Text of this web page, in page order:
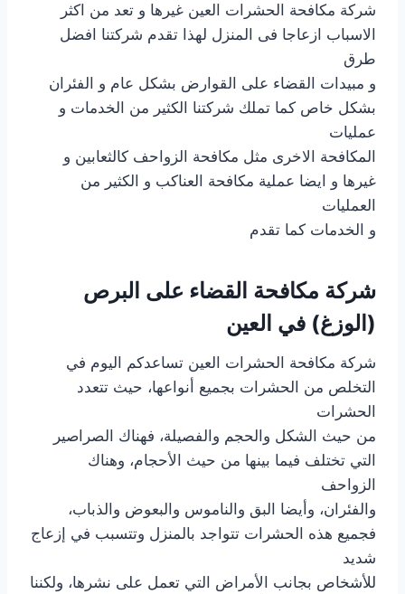
شركة مكافحة الحشرات العين غيرها و تعد من اكثر
الاسباب ازعاجا فى المنزل لهذا تقدم شركتنا افضل
طرق
و مبيدات القضاء على القوارض بشكل عام و الفئران
بشكل خاص كما تملك شركتنا الكثير من الخدمات و
عمليات
المكافحة الاخرى مثل مكافحة الزواحف كالثعابين و
غيرها و ايضا عملية مكافحة العناكب و الكثير من
العمليات
و الخدمات كما تقدم
شركة مكافحة القضاء على البرص
(الوزغ) في العين
شركة مكافحة الحشرات العين تساعدكم اليوم في
التخلص من الحشرات بجميع أنواعها، حيث تتعدد
الحشرات
من حيث الشكل والحجم والفصيلة، فهناك الصراصير
التي تختلف فيما بينها من حيث الأحجام، وهناك
الزواحف
والفئران، وأيضا البق والناموس والبعوض والذباب،
فجميع هذه الحشرات تتواجد بالمنزل وتتسبب في إزعاج
شديد
للأشخاص بجانب الأمراض التي تعمل على نشرها، ولكننا